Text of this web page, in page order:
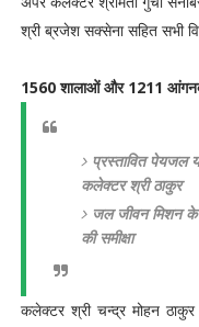
श्री ब्रजेश सक्सेना सहित सभी
1560 शालाओं और 1211
प्रस्तावित पेयजल
कलेक्टर श्री ठाकुर
जल जीवन मिशन
की समीक्षा
कलेक्टर श्री चन्द्र मोहन